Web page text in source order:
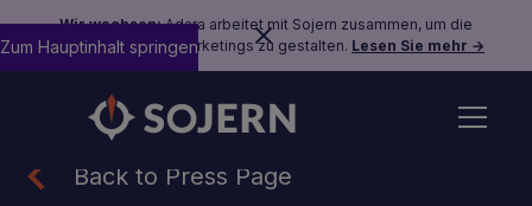
Wir wachsen:Adara arbeitet mit Sojern zusammen, um die
Zukunft des Reisemarketings zu gestalten. Lesen Sie mehr →
Zum Hauptinhalt springen
Back to Press Page